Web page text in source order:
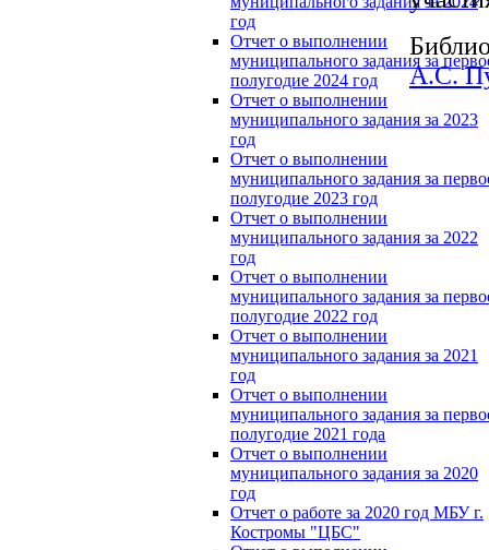
год
Отчет о выполнении
муниципального задания за
полугодие 2024 год
Отчет о выполнении
муниципального задания за 2023
год
Отчет о выполнении
муниципального задания за
полугодие 2023 год
Отчет о выполнении
муниципального задания за 2022
год
Отчет о выполнении
муниципального задания за
полугодие 2022 год
Отчет о выполнении
муниципального задания за 2021
год
Отчет о выполнении
муниципального задания за
полугодие 2021 года
Отчет о выполнении
муниципального задания за 2020
год
Отчет о работе за 2020 год МБУ г.
Костромы "ЦБС"
А.С.